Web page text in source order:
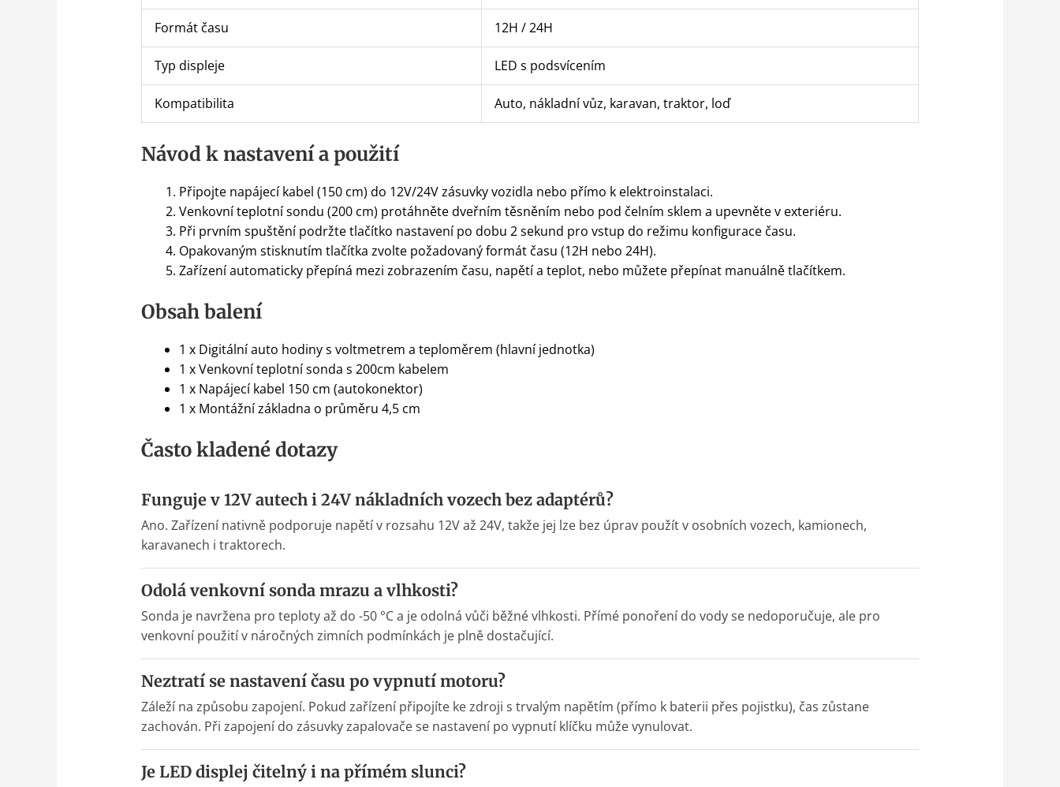
Formát času 12H / 24H
Typ displeje LED s podsvícením
Kompatibilita Auto, nákladní vůz, karavan, traktor, loď
Návod k nastavení a použití
Připojte napájecí kabel (150 cm) do 12V/24V zásuvky vozidla nebo přímo k elektroinstalaci.
Venkovní teplotní sondu (200 cm) protáhněte dveřním těsněním nebo pod čelním sklem a upevněte v exteriéru.
Při prvním spuštění podržte tlačítko nastavení po dobu 2 sekund pro vstup do režimu konfigurace času.
Opakovaným stisknutím tlačítka zvolte požadovaný formát času (12H nebo 24H).
Zařízení automaticky přepíná mezi zobrazením času, napětí a teplot, nebo můžete přepínat manuálně tlačítkem.
Obsah balení
1 x Digitální auto hodiny s voltmetrem a teploměrem (hlavní jednotka)
1 x Venkovní teplotní sonda s 200cm kabelem
1 x Napájecí kabel 150 cm (autokonektor)
1 x Montážní základna o průměru 4,5 cm
Často kladené dotazy
Funguje v 12V autech i 24V nákladních vozech bez adaptérů?
Ano. Zařízení nativně podporuje napětí v rozsahu 12V až 24V, takže jej lze bez úprav použít v osobních vozech, kamionech,
karavanech i traktorech.
Odolá venkovní sonda mrazu a vlhkosti?
Sonda je navržena pro teploty až do -50 °C a je odolná vůči běžné vlhkosti. Přímé ponoření do vody se nedoporučuje, ale pro
venkovní použití v náročných zimních podmínkách je plně dostačující.
Neztratí se nastavení času po vypnutí motoru?
Záleží na způsobu zapojení. Pokud zařízení připojíte ke zdroji s trvalým napětím (přímo k baterii přes pojistku), čas zůstane
zachován. Při zapojení do zásuvky zapalovače se nastavení po vypnutí klíčku může vynulovat.
Je LED displej čitelný i na přímém slunci?